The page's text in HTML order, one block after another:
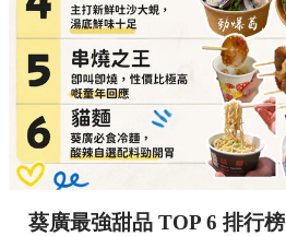
葵廣最強甜品 TOP 6 排行榜